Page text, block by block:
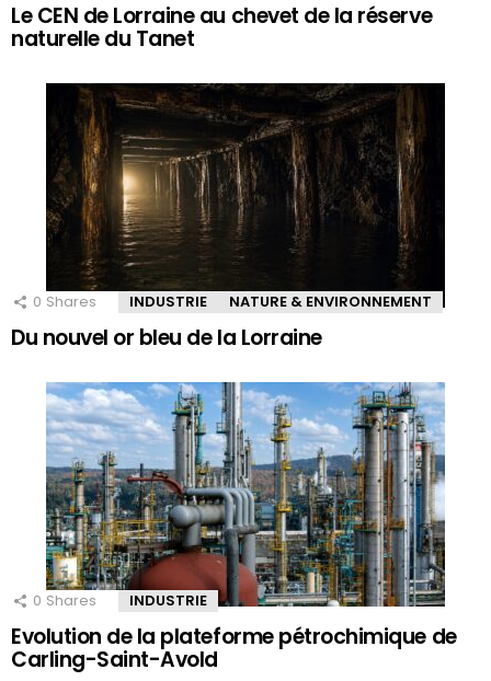
Le CEN de Lorraine au chevet de la réserve
naturelle du Tanet
0 Shares INDUSTRIE NATURE & ENVIRONNEMENT
Du nouvel or bleu de la Lorraine
0 Shares INDUSTRIE
Evolution de la plateforme pétrochimique de
Carling-Saint-Avold